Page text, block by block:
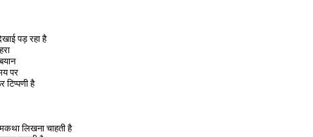
पड़ रहा है
पर
है
लिखना चाहती है